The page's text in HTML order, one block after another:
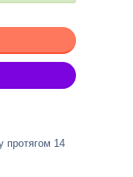
протягом 14